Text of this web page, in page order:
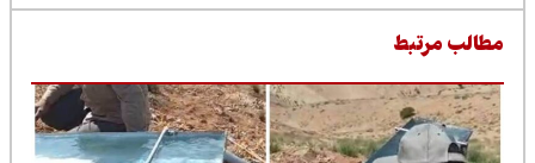
مرتبط